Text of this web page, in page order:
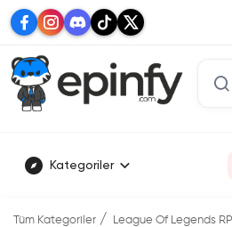
Kategoriler
Tüm Kategoriler League Of Legends RP